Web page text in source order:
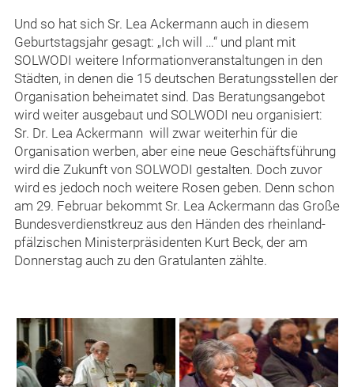
Und so hat sich Sr. Lea Ackermann auch in diesem
Geburtstagsjahr gesagt: „Ich will …“ und plant mit
SOLWODI weitere Informationveranstaltungen in den
Städten, in denen die 15 deutschen Beratungsstellen der
Organisation beheimatet sind. Das Beratungsangebot
wird weiter ausgebaut und SOLWODI neu organisiert:
Sr. Dr. Lea Ackermann will zwar weiterhin für die
Organisation werben, aber eine neue Geschäftsführung
wird die Zukunft von SOLWODI gestalten. Doch zuvor
wird es jedoch noch weitere Rosen geben. Denn schon
am 29. Februar bekommt Sr. Lea Ackermann das Große
Bundesverdienstkreuz aus den Händen des rheinland-
pfälzischen Ministerpräsidenten Kurt Beck, der am
Donnerstag auch zu den Gratulanten zählte.